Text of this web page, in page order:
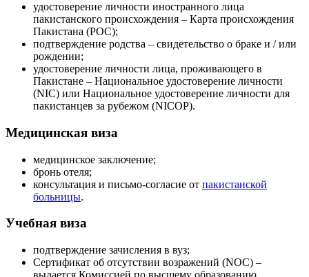
удостоверение личности иностранного лица
пакистанского происхождения – Карта происхождения
Пакистана (POC);
подтверждение родства – свидетельство о браке и / или
рождении;
удостоверение личности лица, проживающего в
Пакистане – Национальное удостоверение личности
(NIC) или Национальное удостоверение личности для
пакистанцев за рубежом (NICOP).
Медицинская виза
медицинское заключение;
бронь отеля;
консультация и письмо-согласие от пакистанской
больницы.
Учебная виза
подтверждение зачисления в вуз;
Сертификат об отсутствии возражений (NOC) –
выдается Комиссией по высшему образованию